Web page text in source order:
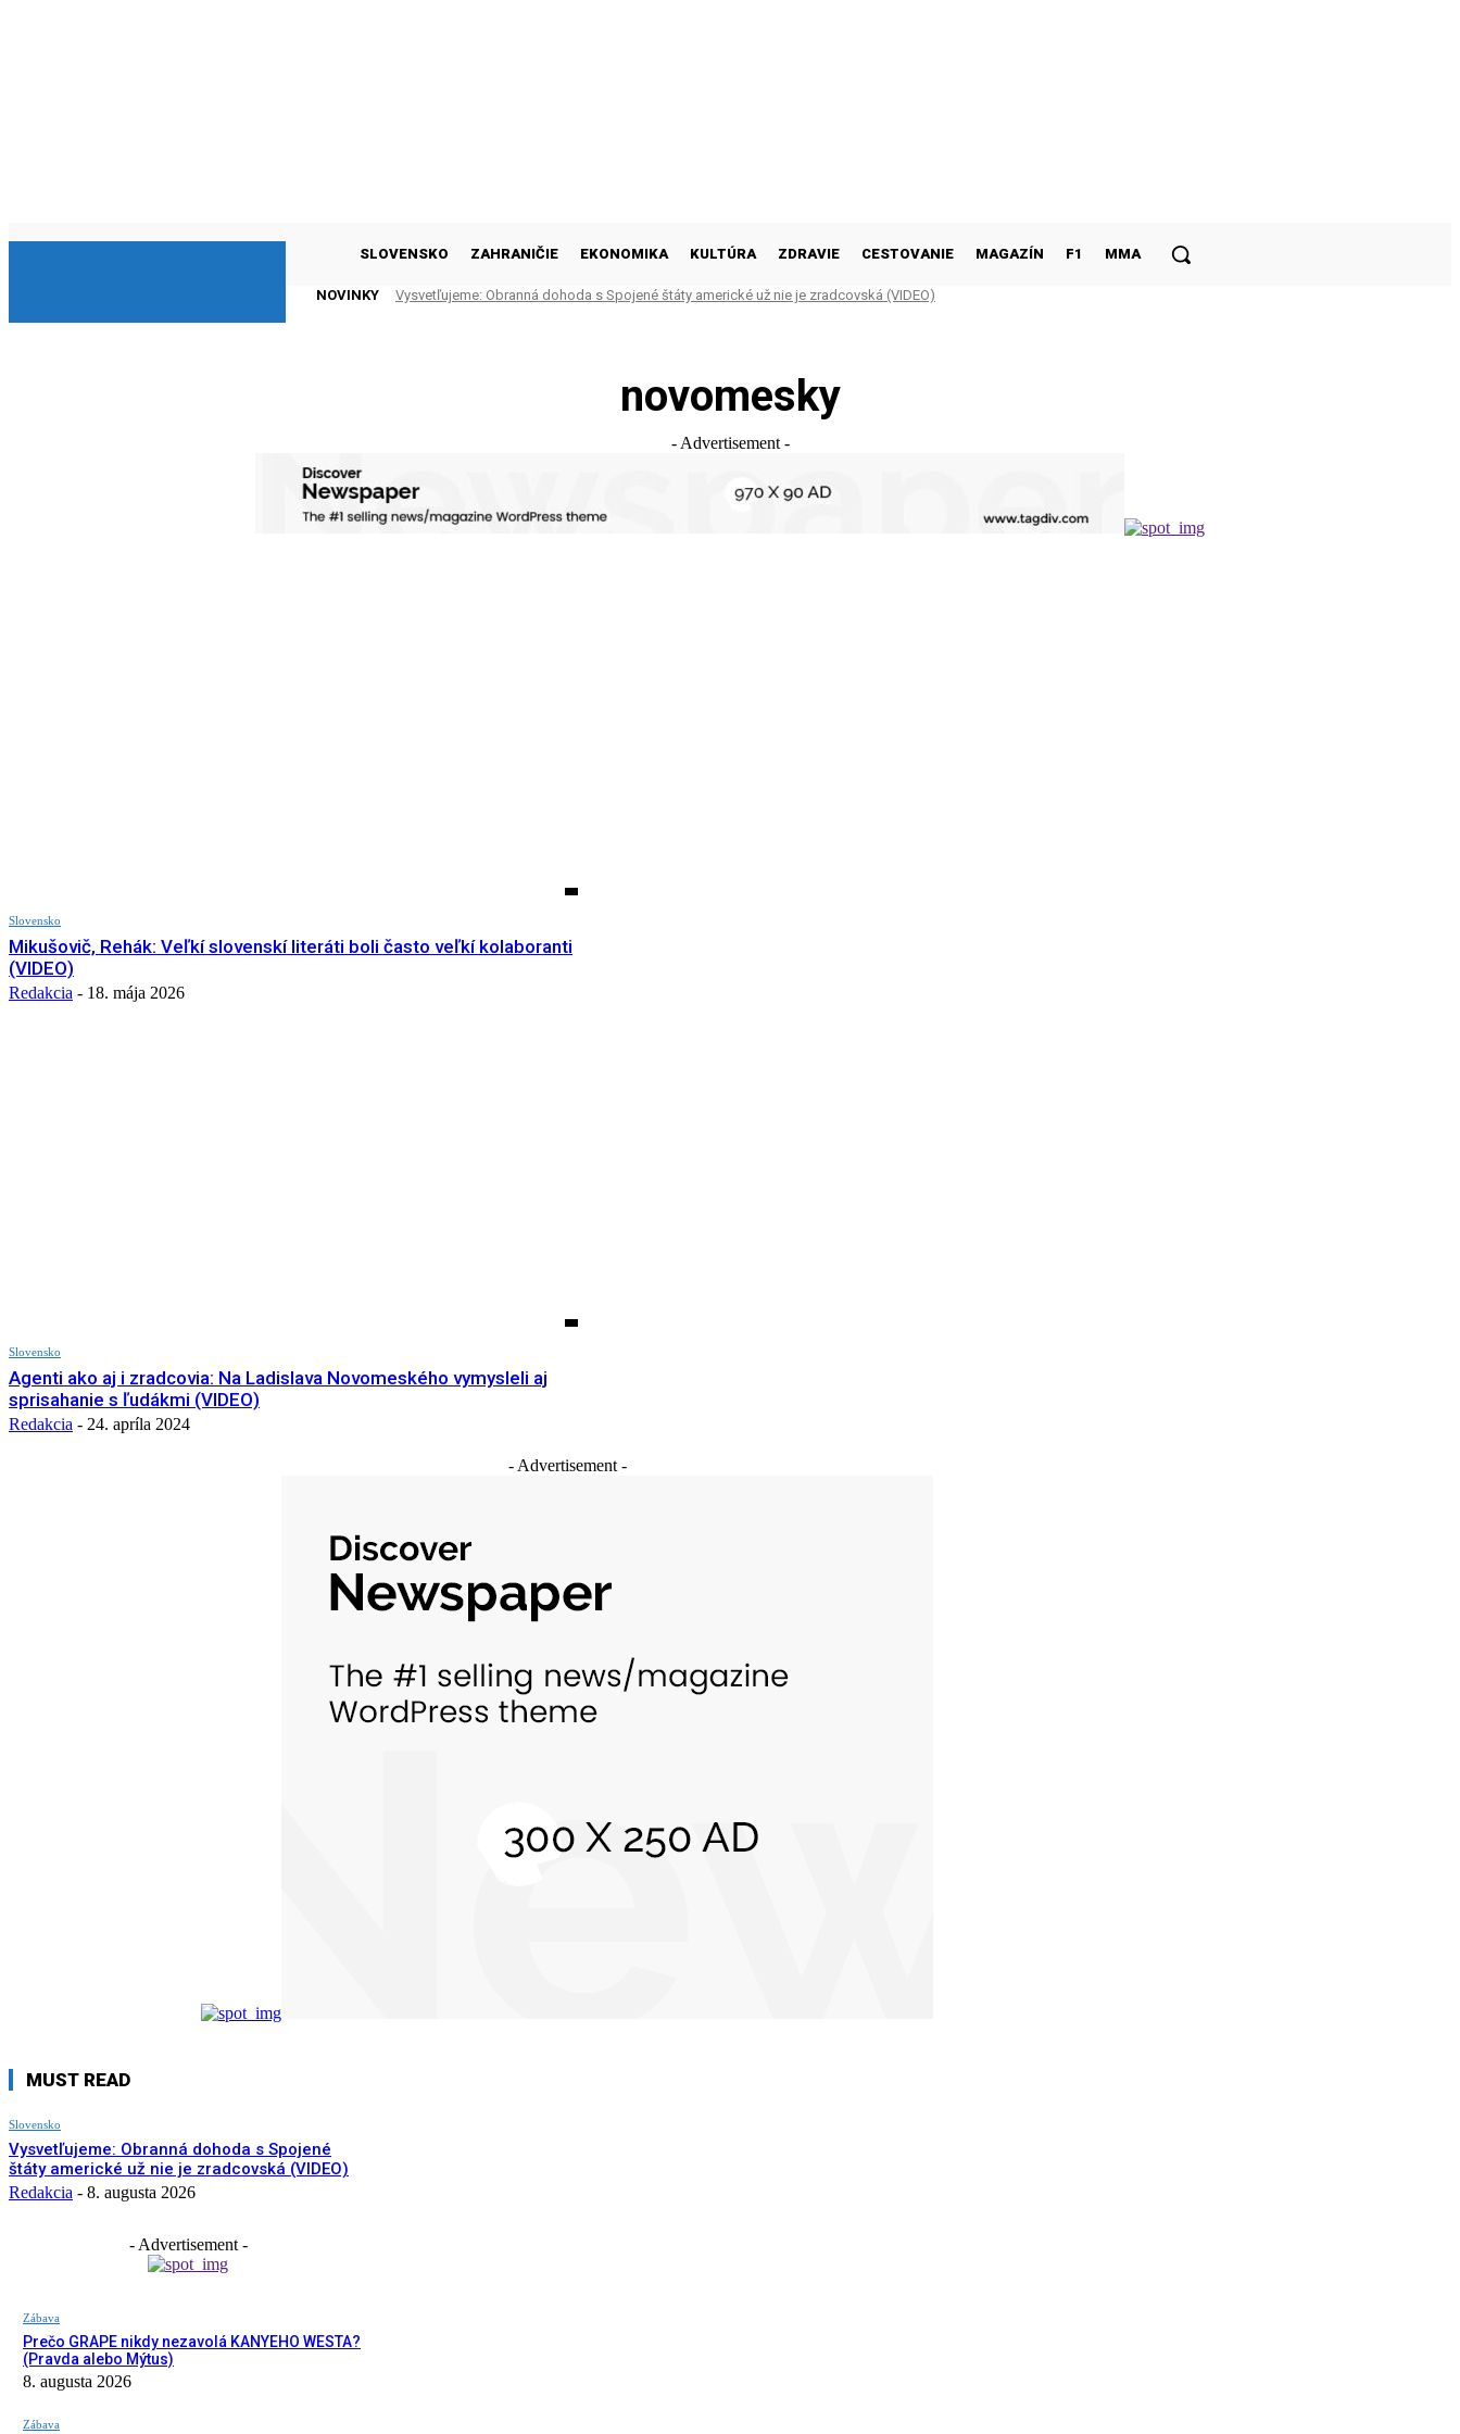
SLOVENSKO ZAHRANIČIE EKONOMIKA KULTÚRA ZDRAVIE CESTOVANIE MAGAZÍN F1 MMA
NOVINKY Vysvetľujeme: Obranná dohoda s Spojené štáty americké už nie je zradcovská (VIDEO)
novomesky
- Advertisement -
Slovensko
Mikušovič, Rehák: Veľkí slovenskí literáti boli často veľkí kolaboranti
(VIDEO)
Redakcia - 18. mája 2026
Slovensko
Agenti ako aj i zradcovia: Na Ladislava Novomeského vymysleli aj
sprisahanie s ľudákmi (VIDEO)
Redakcia - 24. apríla 2024
- Advertisement -
MUST READ
Slovensko
Vysvetľujeme: Obranná dohoda s Spojené
štáty americké už nie je zradcovská (VIDEO)
Redakcia - 8. augusta 2026
- Advertisement -
Zábava
Prečo GRAPE nikdy nezavolá KANYEHO WESTA?
(Pravda alebo Mýtus)
8. augusta 2026
Zábava